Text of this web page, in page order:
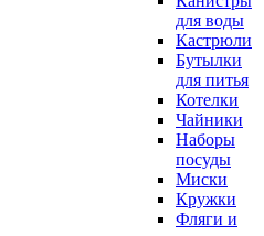
для воды
Кастрюли
Бутылки
для питья
Котелки
Чайники
Наборы
посуды
Миски
Кружки
Фляги и